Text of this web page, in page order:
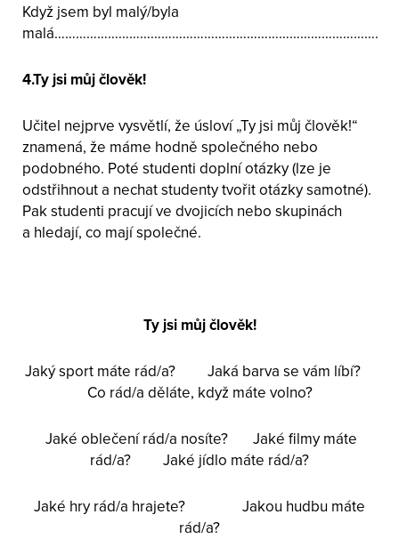
Když jsem byl malý/byla
malá……………………………………………………………………………….
4.Ty jsi můj člověk!
Učitel nejprve vysvětlí, že úsloví „Ty jsi můj člověk!“
znamená, že máme hodně společného nebo
podobného. Poté studenti doplní otázky (lze je
odstřihnout a nechat studenty tvořit otázky samotné).
Pak studenti pracují ve dvojicích nebo skupinách
a hledají, co mají společné.
Ty jsi můj člověk!
Jaký sport máte rád/a? Jaká barva se vám líbí?
Co rád/a děláte, když máte volno?
Jaké oblečení rád/a nosíte? Jaké filmy máte
rád/a? Jaké jídlo máte rád/a?
Jaké hry rád/a hrajete? Jakou hudbu máte
rád/a?